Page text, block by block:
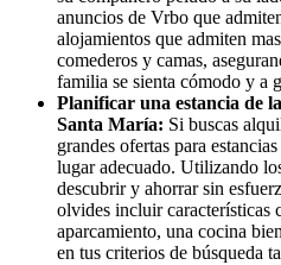
anuncios de Vrbo que
alojamientos que admiten
comederos y camas,
familia se sienta cómodo y a
Planificar una estancia de
Santa María: Si buscas
grandes ofertas para
lugar adecuado. Utilizando
descubrir y ahorrar sin
olvides incluir características
aparcamiento, una cocina
en tus criterios de búsqueda